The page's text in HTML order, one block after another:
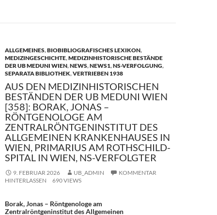
ALLGEMEINES,BIOBIBLIOGRAFISCHES LEXIKON,
MEDIZINGESCHICHTE,MEDIZINHISTORISCHE BESTÄNDE
DER UB MEDUNI WIEN,NEWS,NEWS1,NS-VERFOLGUNG,
SEPARATA BIBLIOTHEK,VERTRIEBEN 1938
AUS DEN MEDIZINHISTORISCHEN
BESTÄNDEN DER UB MEDUNI WIEN
[358]: BORAK, JONAS –
RÖNTGENOLOGE AM
ZENTRALRÖNTGENINSTITUT DES
ALLGEMEINEN KRANKENHAUSES IN
WIEN, PRIMARIUS AM ROTHSCHILD-
SPITAL IN WIEN, NS-VERFOLGTER
9. FEBRUAR 2026 UB_ADMIN
KOMMENTAR
HINTERLASSEN
690 VIEWS
Borak, Jonas – Röntgenologe am
Zentralröntgeninstitut des Allgemeinen